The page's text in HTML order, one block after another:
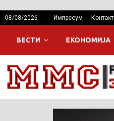
08/08/2026 Импресум Контакт
ВЕСТИ ЕКОНОМИЈА